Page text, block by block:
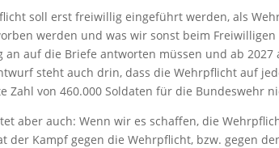
soll erst freiwillig eingeführt werden, als
werden und was wir sonst beim
an auf die Briefe antworten müssen und ab
steht auch drin, dass die Wehrpflicht auf
Zahl von 460.000 Soldaten für die Bundeswehr
aber auch: Wenn wir es schaffen, die
der Kampf gegen die Wehrpflicht, bzw. gegen